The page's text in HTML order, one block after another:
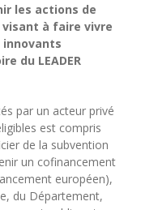
les actions de
à faire vivre
du LEADER
par un acteur privé
est compris
de la subvention
un cofinancement
européen),
du Département,